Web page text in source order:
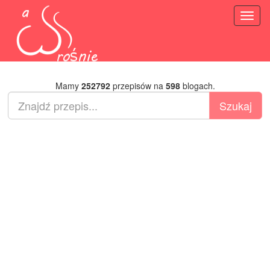
Mamy 252792przepisów na 598blogach.